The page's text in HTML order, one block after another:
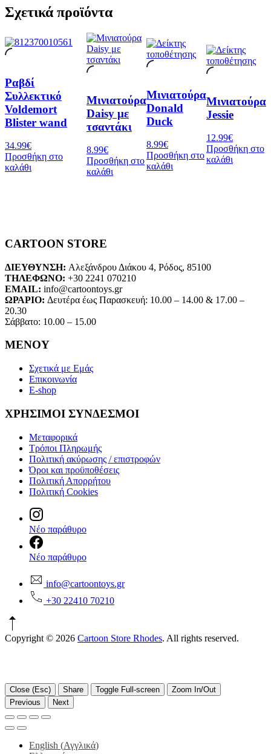
Σχετικά προϊόντα
Ραβδί
Συλλεκτικό
Voldemort
Blister wand
34.99€
Προσθήκη στο
καλάθι
Μινιατούρα
Daisy με
τσαντάκι
8.99€
Προσθήκη στο
καλάθι
Μινιατούρα
Donald
Duck
8.99€
Προσθήκη στο
καλάθι
Μινιατούρα
Jessie
12.99€
Προσθήκη στο
καλάθι
CARTOON STORE
ΔΙΕΥΘΥΝΣΗ: Αλεξάνδρου Διάκου 4, Ρόδος, 85100
ΤΗΛΕΦΩΝΟ: +30 2241 070210
EMAIL: info@cartoontoys.gr
ΩΡΑΡΙΟ: Δευτέρα έως Παρασκευή: 10.00 – 14.00 & 17.00 –
20.30
Σάββατο: 10.00 – 15.00
ΜΕΝΟΥ
Σχετικά με Εμάς
Επικοινωνία
E-shop
ΧΡΗΣΙΜΟΙ ΣΥΝΔΕΣΜΟΙ
Μεταφορικά
Τρόποι Πληρωμής
Πολιτική ακύρωσης / επιστροφών
Όροι και προϋποθέσεις
Πολιτική Απορρήτου
Πολιτική Cookies
Νέο παράθυρο
Νέο παράθυρο
info@cartoontoys.gr
+30 22410 70210
Copyright © 2026 Cartoon Store Rhodes. All rights reserved.
Close (Esc) Share Toggle Full-screen
Zoom In/Out
Previous
Next
English (Αγγλικά)